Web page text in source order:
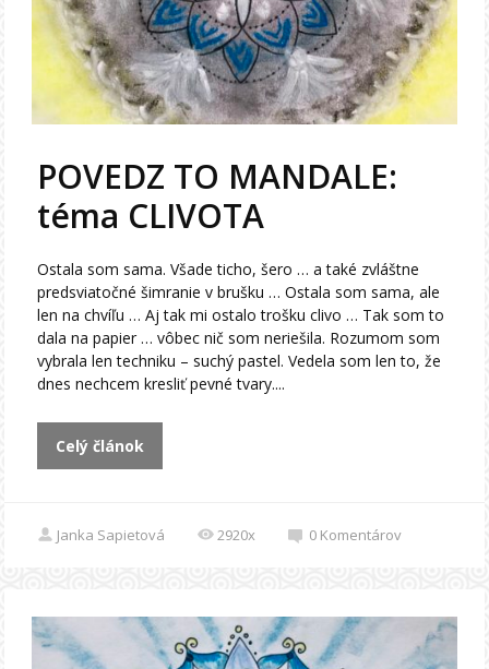
POVEDZ TO MANDALE:
téma CLIVOTA
Ostala som sama. Všade ticho, šero … a také zvláštne
predsviatočné šimranie v brušku … Ostala som sama, ale
len na chvíľu … Aj tak mi ostalo trošku clivo … Tak som to
dala na papier … vôbec nič som neriešila. Rozumom som
vybrala len techniku – suchý pastel. Vedela som len to, že
dnes nechcem kresliť pevné tvary....
Celý článok
Janka Sapietová 2920x 0 Komentárov